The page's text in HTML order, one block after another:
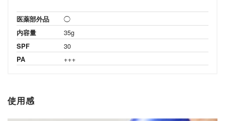
医薬部外品
◯
内容量
35g
SPF
30
PA
+++
使用感